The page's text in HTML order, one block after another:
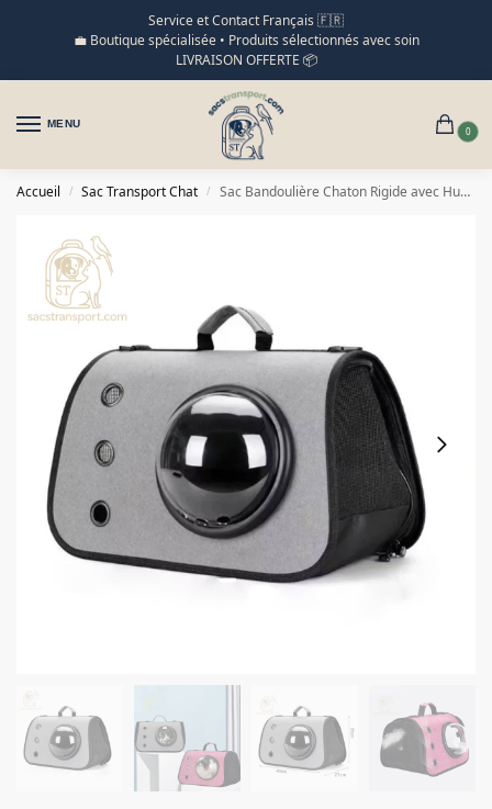
Service et Contact Français 🇫🇷
💼 Boutique spécialisée • Produits sélectionnés avec soin
LIVRAISON OFFERTE 📦
MENU
0
Accueil / Sac Transport Chat / Sac Bandoulière Chaton Rigide avec Hublot Panoramique Stylé